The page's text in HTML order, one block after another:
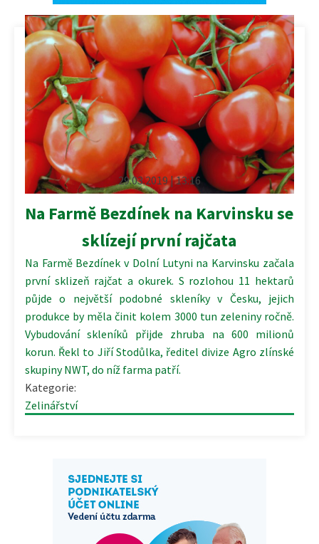
29.03.2019 | 13:16
Na Farmě Bezdínek na Karvinsku se
sklízejí první rajčata
Na Farmě Bezdínek v Dolní Lutyni na Karvinsku začala
první sklizeň rajčat a okurek. S rozlohou 11 hektarů
půjde o největší podobné skleníky v Česku, jejich
produkce by měla činit kolem 3000 tun zeleniny ročně.
Vybudování skleníků přijde zhruba na 600 milionů
korun. Řekl to Jiří Stodůlka, ředitel divize Agro zlínské
skupiny NWT, do níž farma patří.
Kategorie:
Zelinářství